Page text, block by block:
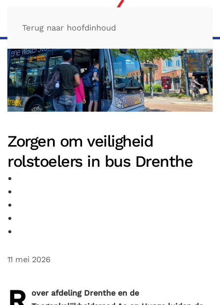
Terug naar hoofdinhoud
Zorgen om veiligheid
rolstoelers in bus Drenthe
11 mei 2026
over afdeling Drenthe en de